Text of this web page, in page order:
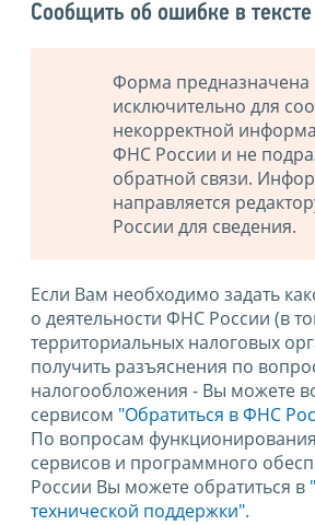
Сообщить об ошибке в тексте
Форма предназначена
исключительно для
некорректной
ФНС России и не
обратной связи.
направляется
России для сведения.
Если Вам необходимо задать
о деятельности ФНС России (в
территориальных налоговых
получить разъяснения по
налогообложения - Вы можете
сервисом "Обратиться в ФНС
По вопросам
сервисов и программного
России Вы можете обратиться в
технической поддержки".